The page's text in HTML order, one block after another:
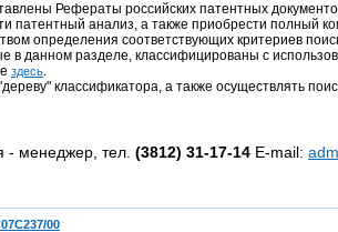
Рефераты российских патентных
патентный анализ, а также приобрести полный
определения соответствующих критериев
в данном разделе, классифицированы с
здесь.
классификатора, а также осуществлять
- менеджер, тел. (3812) 31-17-14 E-mail:
00